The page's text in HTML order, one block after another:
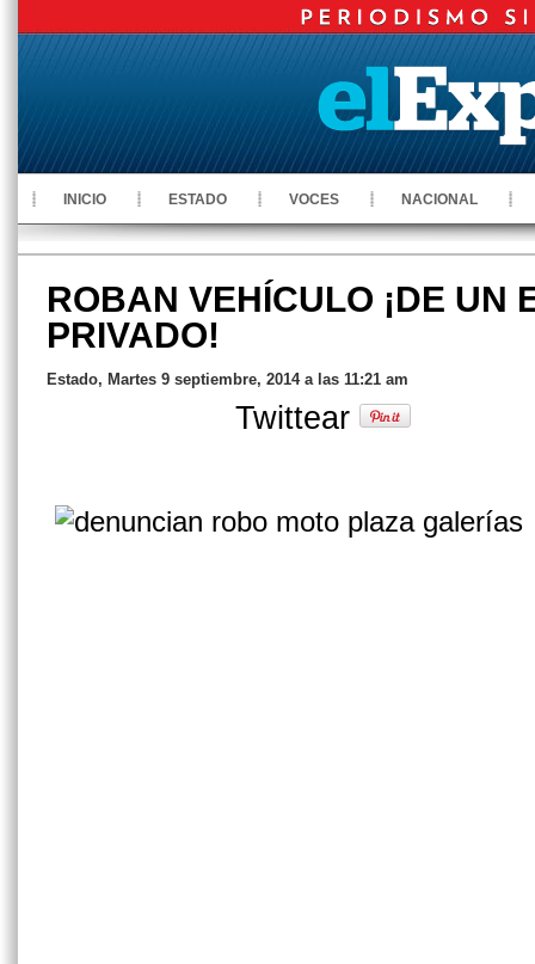
INICIO ESTADO VOCES NACIONAL
ROBAN VEHÍCULO ¡DE UN
PRIVADO!
Estado, Martes 9 septiembre, 2014 a las 11:21 am
Twittear